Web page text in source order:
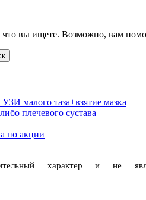
вы ищете. Возможно, вам
малого таза+взятие мазка
плечевого сустава
по акции
характер и не